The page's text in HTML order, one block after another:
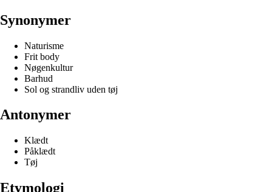
Synonymer
Naturisme
Frit body
Nøgenkultur
Barhud
Sol og strandliv uden tøj
Antonymer
Klædt
Påklædt
Tøj
Etymologi